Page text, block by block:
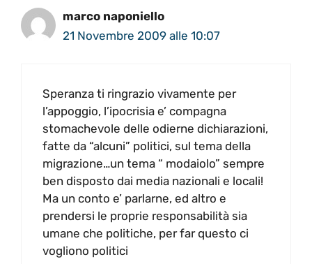
marco naponiello
21 Novembre 2009 alle 10:07
Speranza ti ringrazio vivamente per
l’appoggio, l’ipocrisia e’ compagna
stomachevole delle odierne dichiarazioni,
fatte da “alcuni” politici, sul tema della
migrazione…un tema “ modaiolo” sempre
ben disposto dai media nazionali e locali!
Ma un conto e’ parlarne, ed altro e
prendersi le proprie responsabilità sia
umane che politiche, per far questo ci
vogliono politici